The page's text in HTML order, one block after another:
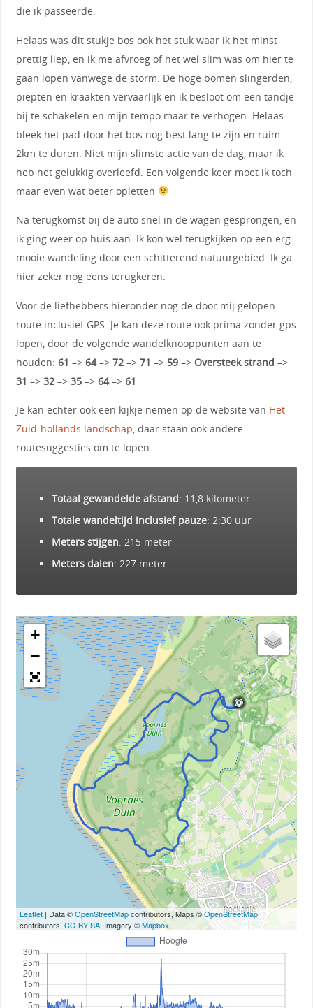
die ik passeerde.
Helaas was dit stukje bos ook het stuk waar ik het minst
prettig liep, en ik me afvroeg of het wel slim was om hier te
gaan lopen vanwege de storm. De hoge bomen slingerden,
piepten en kraakten vervaarlijk en ik besloot om een tandje
bij te schakelen en mijn tempo maar te verhogen. Helaas
bleek het pad door het bos nog best lang te zijn en ruim
2km te duren. Niet mijn slimste actie van de dag, maar ik
heb het gelukkig overleefd. Een volgende keer moet ik toch
maar even wat beter opletten
Na terugkomst bij de auto snel in de wagen gesprongen, en
ik ging weer op huis aan. Ik kon wel terugkijken op een erg
mooie wandeling door een schitterend natuurgebied. Ik ga
hier zeker nog eens terugkeren.
Voor de liefhebbers hieronder nog de door mij gelopen
route inclusief GPS. Je kan deze route ook prima zonder gps
lopen, door de volgende wandelknooppunten aan te
houden: 61 –> 64–> 72–> 71 –> 59–> Oversteek strand –>
31 –> 32–> 35–> 64–> 61
Je kan echter ook een kijkje nemen op de website van Het
Zuid-hollands landschap, daar staan ook andere
routesuggesties om te lopen.
Totaal gewandelde afstand: 11,8 kilometer
Totale wandeltijd inclusief pauze: 2:30 uur
Meters stijgen: 215 meter
Meters dalen: 227 meter
+
−
Leaflet| Data ©OpenStreetMapcontributors, Maps ©OpenStreetMap
contributors, CC-BY-SA, Imagery ©Mapbox